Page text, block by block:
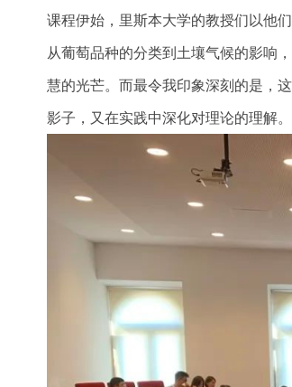
课程伊始，里斯本大学的教授们以他
从葡萄品种的分类到土壤气候的影响
慧的光芒。而最令我印象深刻的是，
影子，又在实践中深化对理论的理解。